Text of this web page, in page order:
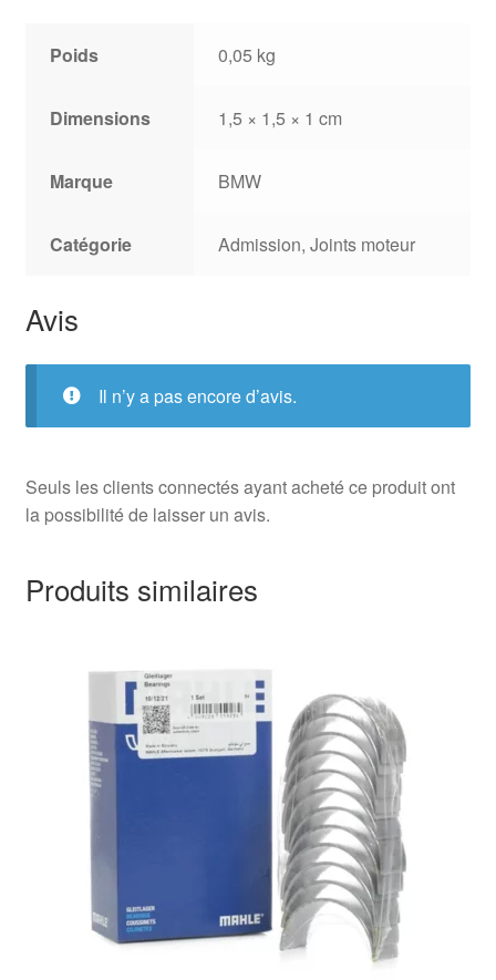
Poids 0,05 kg
Dimensions 1,5 × 1,5 × 1 cm
Marque BMW
Catégorie Admission, Joints moteur
Avis
Il n’y a pas encore d’avis.
Seuls les clients connectés ayant acheté ce produit ont
la possibilité de laisser un avis.
Produits similaires